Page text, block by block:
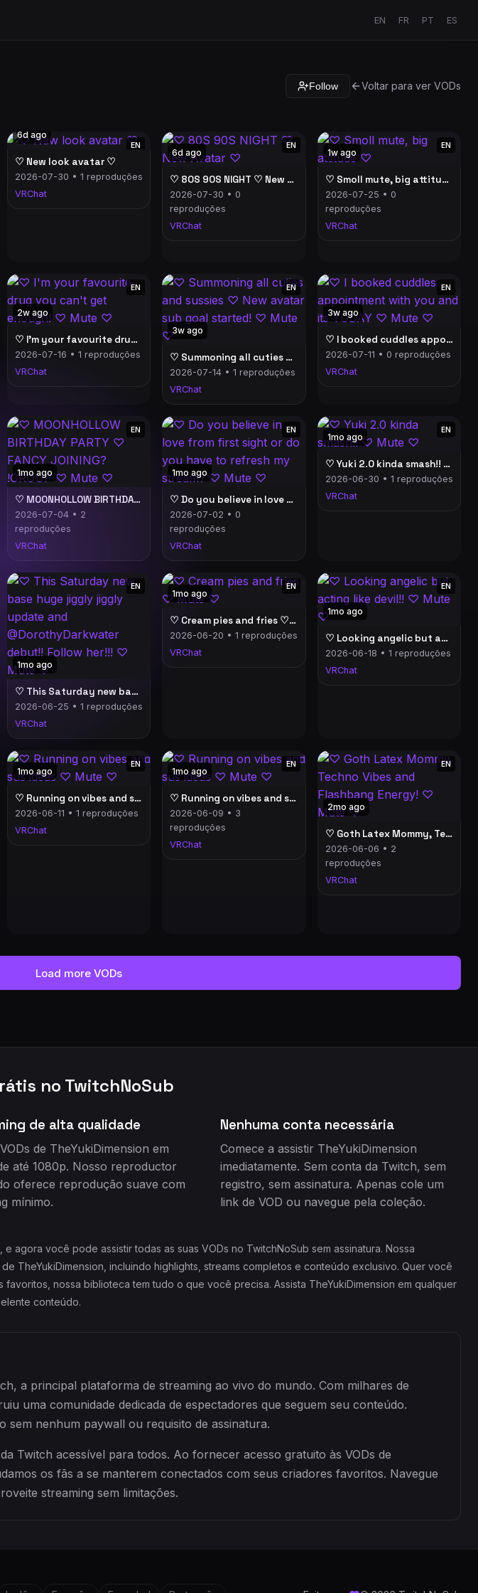
EN FR PT ES
Follow Voltar para ver VODs
6d ago
EN
♡ New look avatar ♡
2026-07-30 • 1 reproduções
VRChat
6d ago
EN
♡ 80S 90S NIGHT ♡ New Avatar ♡
2026-07-30 • 0
reproduções
VRChat
1w ago
EN
♡ Smoll mute, big attitude ♡
2026-07-25 • 0
reproduções
VRChat
2w ago
EN
♡ I'm your favourite drug you can't get enough! ♡ Mute ♡
2026-07-16 • 1 reproduções
VRChat
3w ago
EN
♡ Summoning all cuties and sussies ♡ New avatar sub goal started! ♡ Mute ♡
2026-07-14 • 1 reproduções
VRChat
3w ago
EN
♡ I booked cuddles appointment with you and its TODAY ♡ Mute ♡
2026-07-11 • 0 reproduções
VRChat
1mo ago
EN
♡ MOONHOLLOW BIRTHDAY PARTY ♡ FANCY JOINING? !GROUP ♡ Mute ♡
2026-07-04 • 2
reproduções
VRChat
1mo ago
EN
♡ Do you believe in love from first sight or do you have to refresh my stream? ♡ Mute ♡
2026-07-02 • 0
reproduções
VRChat
1mo ago
EN
♡ Yuki 2.0 kinda smash!! ♡ Mute ♡
2026-06-30 • 1 reproduções
VRChat
1mo ago
EN
♡ This Saturday new base huge jiggly jiggly update and @DorothyDarkwater debut!! Follow her!!! ♡ Mute ♡
2026-06-25 • 1 reproduções
VRChat
1mo ago
EN
♡ Cream pies and fries ♡ Mute ♡
2026-06-20 • 1 reproduções
VRChat
1mo ago
EN
♡ Looking angelic but acting like devil!! ♡ Mute ♡
2026-06-18 • 1 reproduções
VRChat
1mo ago
EN
♡ Running on vibes and sus ideas ♡ Mute ♡
2026-06-11 • 1 reproduções
VRChat
1mo ago
EN
♡ Running on vibes and sus ideas ♡ Mute ♡
2026-06-09 • 3
reproduções
VRChat
2mo ago
EN
♡ Goth Latex Mommy, Techno Vibes and Flashbang Energy! ♡ Mute ♡
2026-06-06 • 2
reproduções
VRChat
Load more VODs
no TwitchNoSub
de alta qualidade
de TheYukiDimension em
até 1080p. Nosso reproductor
oferece reprodução suave com
mínimo.
Nenhuma conta necessária
Comece a assistir TheYukiDimension
imediatamente. Sem conta da Twitch, sem
registro, sem assinatura. Apenas cole um
link de VOD ou navegue pela coleção.
agora você pode assistir todas as suas VODs no TwitchNoSub sem assinatura. Nossa
TheYukiDimension, incluindo highlights, streams completos e conteúdo exclusivo. Quer você
nossa biblioteca tem tudo o que você precisa. Assista TheYukiDimension em qualquer
conteúdo.
a principal plataforma de streaming ao vivo do mundo. Com milhares de
uma comunidade dedicada de espectadores que seguem seu conteúdo.
sem nenhum paywall ou requisito de assinatura.
Twitch acessível para todos. Ao fornecer acesso gratuito às VODs de
os fãs a se manterem conectados com seus criadores favoritos. Navegue
streaming sem limitações.